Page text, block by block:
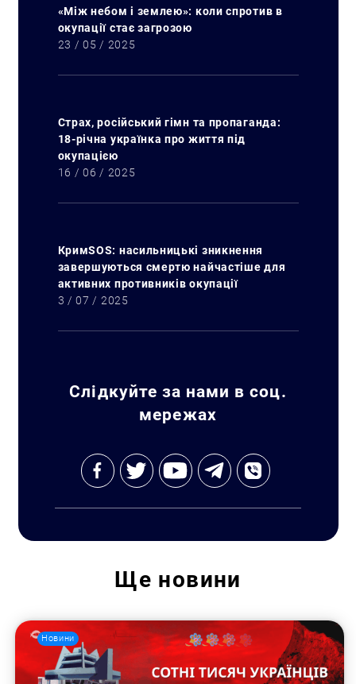
«Між небом і землею»: коли спротив в
окупації стає загрозою
23 / 05 / 2025
Страх, російський гімн та пропаганда:
18-річна українка про життя під
окупацією
16 / 06 / 2025
КримSOS: насильницькі зникнення
завершуються смертю найчастіше для
активних противників окупації
3 / 07 / 2025
Слідкуйте за нами в соц.
мережах
Ще новини
Новини